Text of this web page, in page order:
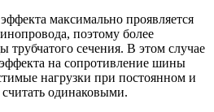
максимально проявляется
поэтому более
сечения. В этом случае
на сопротивление шины
нагрузки при постоянном и
одинаковыми.